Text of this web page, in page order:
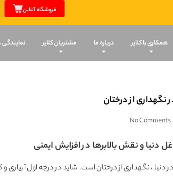
فروشگاه آنلاین
همکاری با کلایر درباره ما مشتریان کلایر نمایندگی
نگهداری از درختان
No Comments
دنیا و نقش بالابرها در افزایش ایمنی
دنیا ، نگهداری از درختان است. شاید در درجه اول